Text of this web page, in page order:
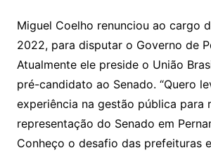
Miguel Coelho renunciou ao cargo
2022, para disputar o Governo de
Atualmente ele preside o União
pré-candidato ao Senado. “Quero
experiência na gestão pública para
representação do Senado em
Conheço o desafio das prefeituras